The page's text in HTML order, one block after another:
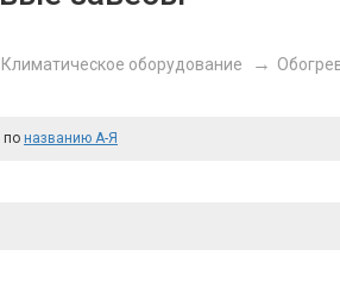
Климатическое оборудование
по названию А-Я